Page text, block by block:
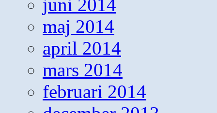
juni 2014
maj 2014
april 2014
mars 2014
februari 2014